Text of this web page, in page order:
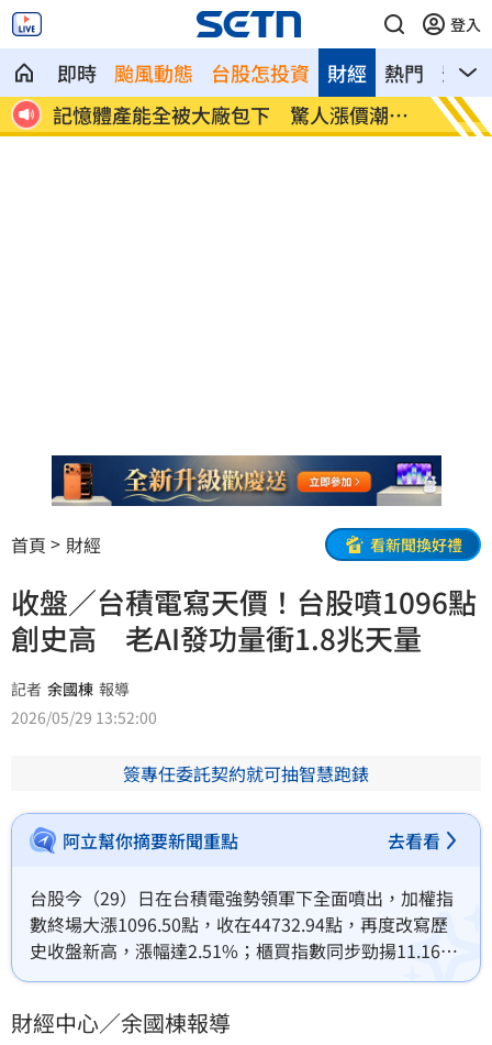
登入
即時 颱風動態 台股怎投資 熱門 影音
財經
記憶體產能全被大廠包下 驚人漲價潮來
襲
北美
元
首頁 財經 看新聞換好禮
收盤／台積電寫天價！台股噴1096點
創史高 老AI發功量衝1.8兆天量
記者 余國棟 報導
2026/05/29 13:52:00
簽專任委託契約就可抽智慧跑錶
阿立幫你摘要新聞重點 去看看
台股今（29）日在台積電強勢領軍下全面噴出，加權指
數終場大漲1096.50點，收在44732.94點，再度改寫歷
史收盤新高，漲幅達2.51%；櫃買指數同步勁揚11.16
點，收443.64點，漲幅2.58%。市場成交金額更爆出1兆
群，市場多頭氣氛達到近期高峰。
財經中心／余國棟報導